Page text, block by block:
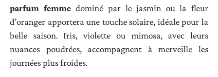
parfum femmedominé par le jasmin ou la fleur
d’oranger apportera une touche solaire, idéale pour la
belle saison. Iris, violette ou mimosa, avec leurs
nuances poudrées, accompagnent à merveille les
journées plus froides.